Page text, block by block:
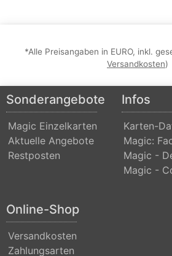
Decks:
vs.
Nicol
Bolas
Duel
Decks:
vs.
Cursed
Duel
*Alle Preisangaben in EURO, inkl.
Versandkosten)
Sonderangebote
Magic Einzelkarten
Aktuelle Angebote
Restposten
Infos
Karten-
Magic:
Magic -
Magic -
Online-Shop
Versandkosten
Zahlungsarten